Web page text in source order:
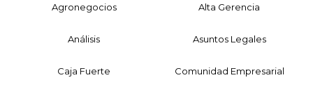
Agronegocios Alta Gerencia
Análisis Asuntos Legales
Caja Fuerte Comunidad Empresarial